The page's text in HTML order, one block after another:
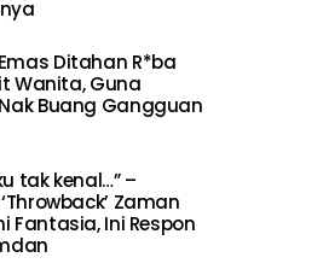
Ditahan R*ba
Wanita, Guna
Buang Gangguan
tak kenal…” –
Zaman
Fantasia, Ini Respon